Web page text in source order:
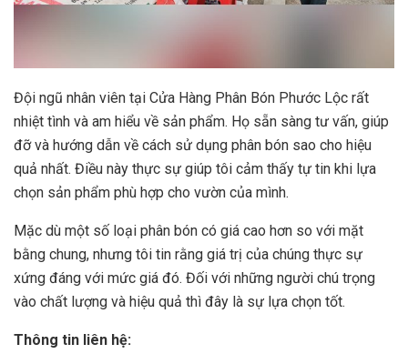
Đội ngũ nhân viên tại Cửa Hàng Phân Bón Phước Lộc rất
nhiệt tình và am hiểu về sản phẩm. Họ sẵn sàng tư vấn, giúp
đỡ và hướng dẫn về cách sử dụng phân bón sao cho hiệu
quả nhất. Điều này thực sự giúp tôi cảm thấy tự tin khi lựa
chọn sản phẩm phù hợp cho vườn của mình.
Mặc dù một số loại phân bón có giá cao hơn so với mặt
bằng chung, nhưng tôi tin rằng giá trị của chúng thực sự
xứng đáng với mức giá đó. Đối với những người chú trọng
vào chất lượng và hiệu quả thì đây là sự lựa chọn tốt.
Thông tin liên hệ: